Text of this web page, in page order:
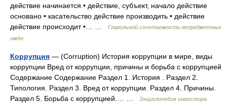
действие начинается • действие, субъект, начало действие
основано • касательство действие производить • действие
действие происходит •… …
Глагольной сочетаемости непредметных
имён
Коррупция — (Corruption) История коррупции в мире, виды
коррупции Вред от коррупции, причины и борьба с коррупцией
Содержание Содержание Раздел 1. История . Раздел 2.
Типология. Раздел 3. Вред от коррупции. Раздел 4. Причины.
Раздел 5. Борьба с коррупцией.… …
Энциклопедия инвестора